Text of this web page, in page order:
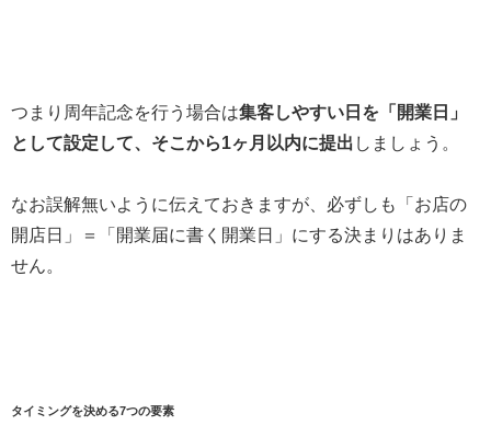
つまり周年記念を行う場合は集客しやすい日を「開業日」
として設定して、そこから1ヶ月以内に提出 しましょう。
なお誤解無いように伝えておきますが、必ずしも「お店の
開店日」＝「開業届に書く開業日」にする決まりはありま
せん。
タイミングを決める7つの要素